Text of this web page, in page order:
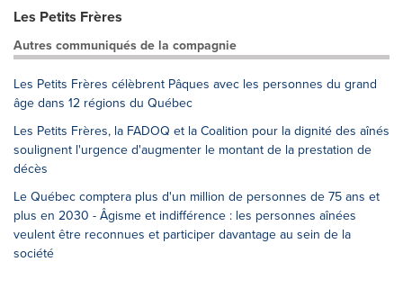
Les Petits Frères
Autres communiqués de la compagnie
Les Petits Frères célèbrent Pâques avec les personnes du grand
âge dans 12 régions du Québec
Les Petits Frères, la FADOQ et la Coalition pour la dignité des aînés
soulignent l'urgence d'augmenter le montant de la prestation de
décès
Le Québec comptera plus d'un million de personnes de 75 ans et
plus en 2030 - Âgisme et indifférence : les personnes aînées
veulent être reconnues et participer davantage au sein de la
société